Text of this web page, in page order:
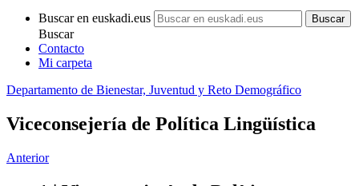
Buscar en euskadi.eus
Buscar
Contacto
Mi carpeta
Departamento de Bienestar, Juventud y Reto Demográfico
Viceconsejería de Política Lingüística
Anterior